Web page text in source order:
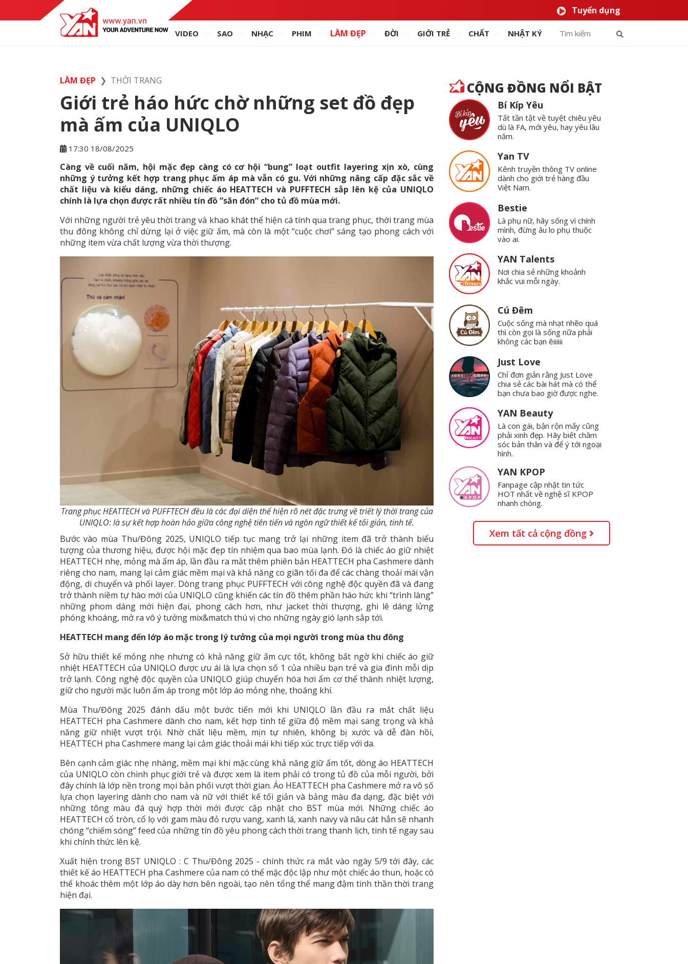
Tuyển dụng
VIDEO SAO NHẠC PHIM LÀM ĐẸP ĐỜI GIỚI TRẺ CHẤT NHẬT KÝ
LÀM ĐẸP THỜI TRANG
Giới trẻ háo hức chờ những set đồ đẹp
mà ấm của UNIQLO
17:30 18/08/2025
Càng về cuối năm, hội mặc đẹp càng có cơ hội “bung” loạt outfit layering xịn xò, cùng
những ý tưởng kết hợp trang phục ấm áp mà vẫn có gu. Với những nâng cấp đặc sắc về
chất liệu và kiểu dáng, những chiếc áo HEATTECH và PUFFTECH sắp lên kệ của UNIQLO
chính là lựa chọn được rất nhiều tín đồ “săn đón” cho tủ đồ mùa mới.
Với những người trẻ yêu thời trang và khao khát thể hiện cá tính qua trang phục, thời trang mùa
thu đông không chỉ dừng lại ở việc giữ ấm, mà còn là một “cuộc chơi” sáng tạo phong cách với
những item vừa chất lượng vừa thời thượng.
Trang phục HEATTECH và PUFFTECH đều là các đại diện thể hiện rõ nét đặc trưng về triết lý thời trang của
UNIQLO: là sự kết hợp hoàn hảo giữa công nghệ tiên tiến và ngôn ngữ thiết kế tối giản, tinh tế.
Bước vào mùa Thu/Đông 2025, UNIQLO tiếp tục mang trở lại những item đã trở thành biểu
tượng của thương hiệu, được hội mặc đẹp tín nhiệm qua bao mùa lạnh. Đó là chiếc áo giữ nhiệt
HEATTECH nhẹ, mỏng mà ấm áp, lần đầu ra mắt thêm phiên bản HEATTECH pha Cashmere dành
riêng cho nam, mang lại cảm giác mềm mại và khả năng co giãn tối đa để các chàng thoải mái vận
động, di chuyển và phối layer. Dòng trang phục PUFFTECH với công nghệ độc quyền đã và đang
trở thành niềm tự hào mới của UNIQLO cũng khiến các tín đồ thêm phần háo hức khi “trình làng”
những phom dáng mới hiện đại, phong cách hơn, như jacket thời thượng, ghi lê dáng lửng
phóng khoáng, mở ra vô ý tưởng mix&match thú vị cho những ngày gió lạnh sắp tới.
HEATTECH mang đến lớp áo mặc trong lý tưởng của mọi người trong mùa thu đông
Sở hữu thiết kế mỏng nhẹ nhưng có khả năng giữ ấm cực tốt, không bất ngờ khi chiếc áo giữ
nhiệt HEATTECH của UNIQLO được ưu ái là lựa chọn số 1 của nhiều bạn trẻ và gia đình mỗi dịp
trở lạnh. Công nghệ độc quyền của UNIQLO giúp chuyển hóa hơi ẩm cơ thể thành nhiệt lượng,
giữ cho người mặc luôn ấm áp trong một lớp áo mỏng nhẹ, thoáng khí.
Mùa Thu/Đông 2025 đánh dấu một bước tiến mới khi UNIQLO lần đầu ra mắt chất liệu
HEATTECH pha Cashmere dành cho nam, kết hợp tinh tế giữa độ mềm mại sang trọng và khả
năng giữ nhiệt vượt trội. Nhờ chất liệu mềm, mịn tự nhiên, không bị xước và dễ đàn hồi,
HEATTECH pha Cashmere mang lại cảm giác thoải mái khi tiếp xúc trực tiếp với da.
Bên cạnh cảm giác nhẹ nhàng, mềm mại khi mặc cùng khả năng giữ ấm tốt, dòng áo HEATTECH
của UNIQLO còn chinh phục giới trẻ và được xem là item phải có trong tủ đồ của mỗi người, bởi
đây chính là lớp nền trong mọi bản phối vượt thời gian. Áo HEATTECH pha Cashmere mở ra vô số
lựa chọn layering dành cho nam và nữ với thiết kế tối giản và bảng màu đa dạng, đặc biệt với
những tông màu đá quý hợp thời mới được cập nhật cho BST mùa mới. Những chiếc áo
HEATTECH cổ tròn, cổ lọ với gam màu đỏ rượu vang, xanh lá, xanh navy và nâu cát hẳn sẽ nhanh
chóng “chiếm sóng” feed của những tín đồ yêu phong cách thời trang thanh lịch, tinh tế ngay sau
khi chính thức lên kệ.
Xuất hiện trong BST UNIQLO : C Thu/Đông 2025 - chính thức ra mắt vào ngày 5/9 tới đây, các
thiết kế áo HEATTECH pha Cashmere của nam có thể mặc độc lập như một chiếc áo thun, hoặc có
thể khoác thêm một lớp áo dày hơn bên ngoài, tạo nên tổng thể mang đậm tinh thần thời trang
hiện đại.
CỘNG ĐỒNG NỔI BẬT
Bí Kíp Yêu
Tất tần tật về tuyệt chiêu yêu
dù là FA, mới yêu, hay yêu lâu
năm.
Yan TV
Kênh truyền thông TV online
dành cho giới trẻ hàng đầu
Việt Nam.
Bestie
Là phụ nữ, hãy sống vì chính
mình, đừng âu lo phụ thuộc
vào ai.
YAN Talents
Nơi chia sẻ những khoảnh
khắc vui mỗi ngày.
Cú Đêm
Cuộc sống mà nhạt nhẽo quá
thì còn gọi là sống nữa phải
không các bạn êiiiiii
Just Love
Chỉ đơn giản rằng Just Love
chia sẻ các bài hát mà có thể
bạn chưa bao giờ được nghe.
YAN Beauty
Là con gái, bận rộn mấy cũng
phải xinh đẹp. Hãy biết chăm
sóc bản thân và để ý tới ngoại
hình.
YAN KPOP
Fanpage cập nhật tin tức
HOT nhất về nghệ sĩ KPOP
nhanh chóng.
Xem tất cả cộng đồng